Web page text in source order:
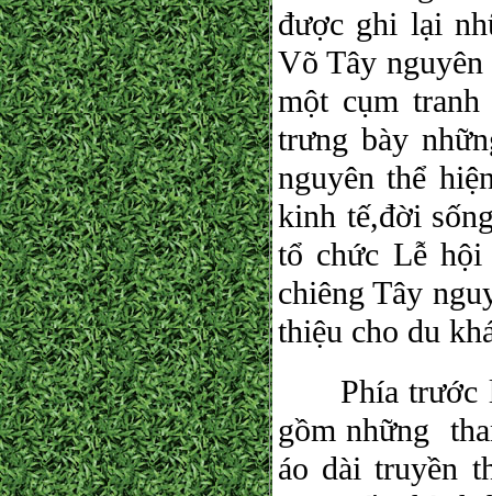
được ghi lại
Võ Tây
một cụm
trưng bày
nguyên thể
kinh tế,đời
tổ chức Lễ
chiêng Tây
thiệu cho du
Phía trước
gồm những
áo dài truyền